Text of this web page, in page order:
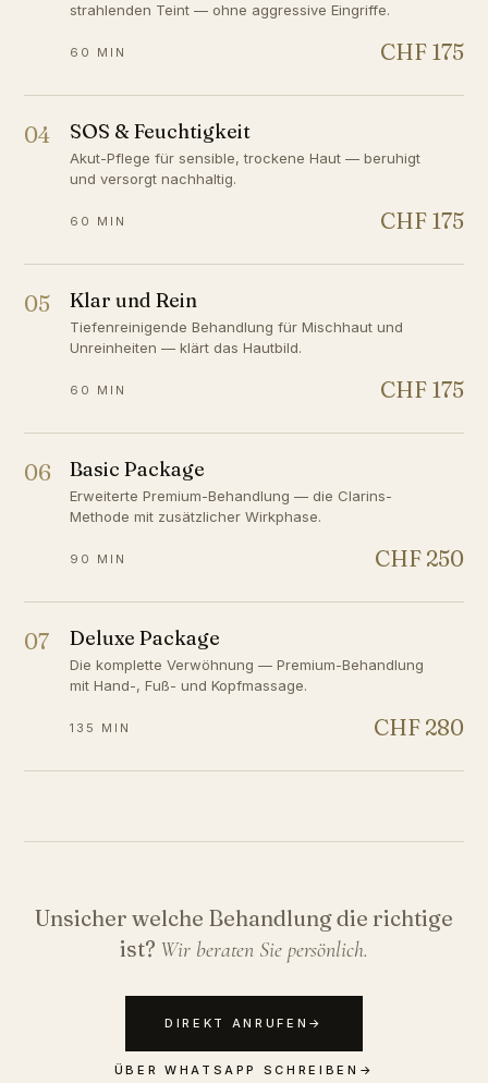
strahlenden Teint — ohne aggressive Eingriffe.
60 MIN CHF 175
04 SOS & Feuchtigkeit
Akut-Pflege für sensible, trockene Haut — beruhigt
und versorgt nachhaltig.
60 MIN CHF 175
05 Klar und Rein
Tiefenreinigende Behandlung für Mischhaut und
Unreinheiten — klärt das Hautbild.
60 MIN CHF 175
06 Basic Package
Erweiterte Premium-Behandlung — die Clarins-
Methode mit zusätzlicher Wirkphase.
90 MIN CHF 250
07 Deluxe Package
Die komplette Verwöhnung — Premium-Behandlung
mit Hand-, Fuß- und Kopfmassage.
135 MIN CHF 280
Unsicher welche Behandlung die richtige
ist? Wir beraten Sie persönlich.
DIREKT ANRUFEN →
ÜBER WHATSAPP SCHREIBEN →